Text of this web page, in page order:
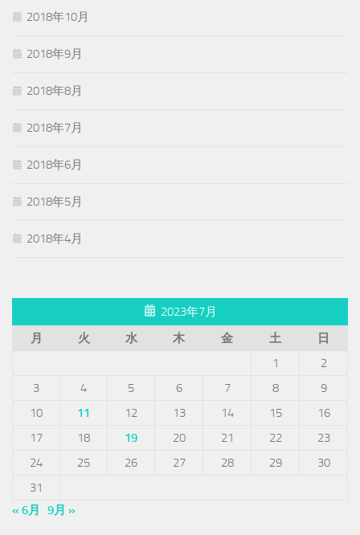
2018年10月
2018年9月
2018年8月
2018年7月
2018年6月
2018年5月
2018年4月
2023年7月
月
火 水 木 金 土
日
1
2
3
4 5 6 7 8
9
10
11 12 13 14 15
16
17
18 19 20 21 22
23
24
25 26 27 28 29
30
31
« 6月
9月 »